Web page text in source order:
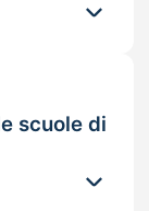
scuole di